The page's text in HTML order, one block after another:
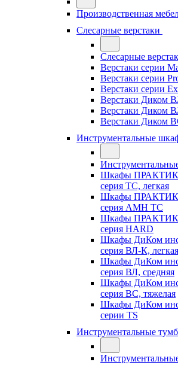
Производственная
Слесарные верстаки
Слесарные
Верстаки серии
Верстаки серии
Верстаки серии
Верстаки Диком
Верстаки Диком
Верстаки Диком
Инструментальные
Шкафы ПРАКТИК
серия TC, легкая
Шкафы ПРАКТИК
серия AMH TC
Шкафы ПРАКТИК
серия HARD
Шкафы ДиКом
cерия ВЛ-К, легкая
Шкафы ДиКом
серия ВЛ, средняя
Шкафы ДиКом
серия ВС, тяжелая
Шкафы ДиКом
серии TS
Инструментальные